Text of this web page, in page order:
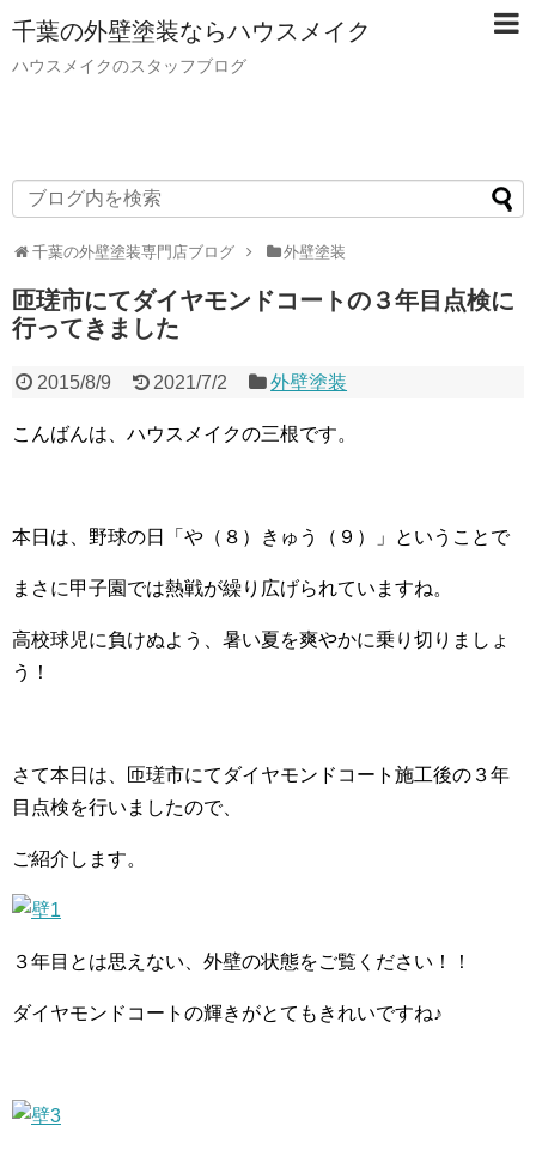
千葉の外壁塗装ならハウスメイク
ハウスメイクのスタッフブログ
千葉の外壁塗装専門店ブログ 外壁塗装
匝瑳市にてダイヤモンドコートの３年目点検に
行ってきました
2015/8/9 2021/7/2 外壁塗装
こんばんは、ハウスメイクの三根です。
本日は、野球の日「や（８）きゅう（９）」ということで
まさに甲子園では熱戦が繰り広げられていますね。
高校球児に負けぬよう、暑い夏を爽やかに乗り切りましょ
う！
さて本日は、匝瑳市にてダイヤモンドコート施工後の３年
目点検を行いましたので、
ご紹介します。
３年目とは思えない、外壁の状態をご覧ください！！
ダイヤモンドコートの輝きがとてもきれいですね♪